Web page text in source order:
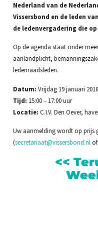
Nederland van de
Vissersbond en de leden
de ledenvergadering die
Op de agenda staat onder
aanlandplicht,
ledenraadsleden.
Datum: Vrijdag 19 januari 2018
Tijd: 15:00 – 17:00 uur
Locatie: C.I.V. Den Oever,
Uw aanmelding wordt op prijs
(secretariaat@vissersbond.nl of
<<